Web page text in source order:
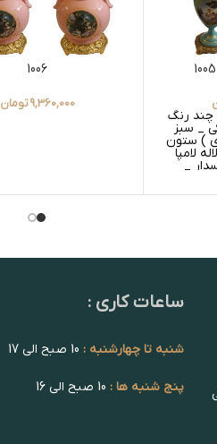
چند رنگ
_ سبز
) ستون
لامپا
_
1006
9,360,000تومان
ساعات کاری :
شنبه تا چهارشنبه :
پنج شنبه ها :